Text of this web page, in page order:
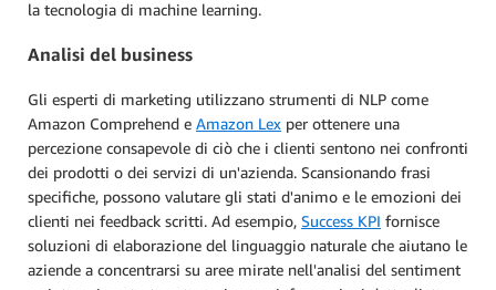
la tecnologia di machine learning.
Analisi del business
Gli esperti di marketing utilizzano strumenti di NLP come
Amazon Comprehend e Amazon Lex per ottenere una
percezione consapevole di ciò che i clienti sentono nei confronti
dei prodotti o dei servizi di un'azienda. Scansionando frasi
specifiche, possono valutare gli stati d'animo e le emozioni dei
clienti nei feedback scritti. Ad esempio, Success KPI fornisce
soluzioni di elaborazione del linguaggio naturale che aiutano le
aziende a concentrarsi su aree mirate nell'analisi del sentiment